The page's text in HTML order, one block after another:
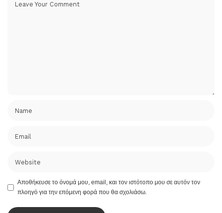
Αποθήκευσε το όνομά μου, email, και τον ιστότοπο μου σε αυτόν τον
πλοηγό για την επόμενη φορά που θα σχολιάσω.